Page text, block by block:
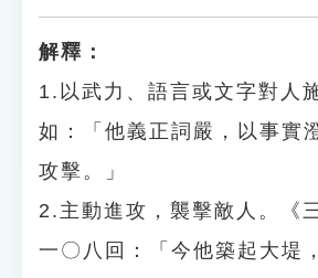
解釋：
1.以武力、語言或文字對人
如：「他義正詞嚴，以事實
攻擊。」
2.主動進攻，襲擊敵人。《
一〇八回：「今他築起大堤